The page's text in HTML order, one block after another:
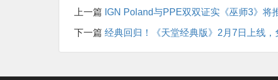
上一篇 IGN Poland与PPE双双证实《巫师3》将
下一篇 经典回归！《天堂经典版》2月7日上线，